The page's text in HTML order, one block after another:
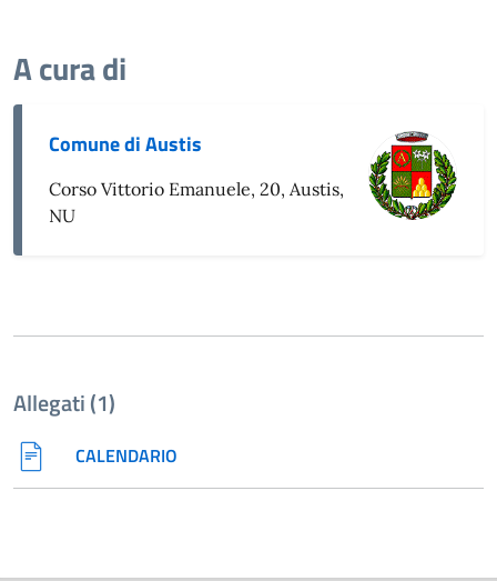
A cura di
Comune di Austis
Corso Vittorio Emanuele, 20, Austis,
NU
Allegati (1)
CALENDARIO